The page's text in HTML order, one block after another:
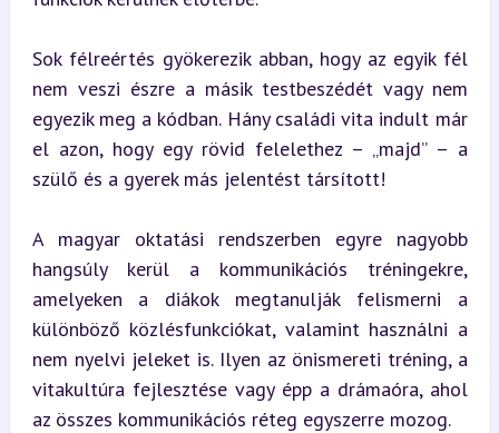
Sok félreértés gyökerezik abban, hogy az egyik fél
nem veszi észre a másik testbeszédét vagy nem
egyezik meg a kódban. Hány családi vita indult már
el azon, hogy egy rövid felelethez – „majd” – a
szülő és a gyerek más jelentést társított!
A magyar oktatási rendszerben egyre nagyobb
hangsúly kerül a kommunikációs tréningekre,
amelyeken a diákok megtanulják felismerni a
különböző közlésfunkciókat, valamint használni a
nem nyelvi jeleket is. Ilyen az önismereti tréning, a
vitakultúra fejlesztése vagy épp a drámaóra, ahol
az összes kommunikációs réteg egyszerre mozog.